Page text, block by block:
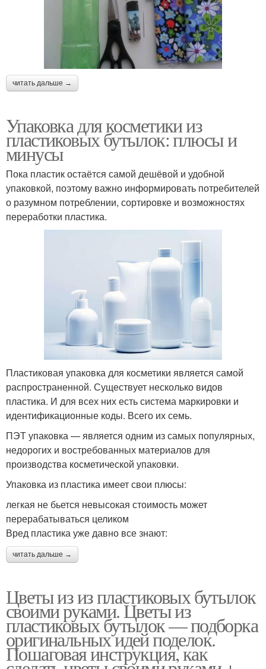
читать дальше →
Упаковка для косметики из
пластиковых бутылок: плюсы и
минусы
Пока пластик остаётся самой дешёвой и удобной
упаковкой, поэтому важно информировать потребителей
о разумном потреблении, сортировке и возможностях
переработки пластика.
Пластиковая упаковка для косметики является самой
распространенной. Существует несколько видов
пластика. И для всех них есть система маркировки и
идентификационные коды. Всего их семь.
ПЭТ упаковка — является одним из самых популярных,
недорогих и востребованных материалов для
производства косметической упаковки.
Упаковка из пластика имеет свои плюсы:
легкая не бьется невысокая стоимость может
перерабатываться целиком
Вред пластика уже давно все знают:
читать дальше →
Цветы из из пластиковых бутылок
своими руками. Цветы из
пластиковых бутылок — подборка
оригинальных идей поделок.
Пошаговая инструкция, как